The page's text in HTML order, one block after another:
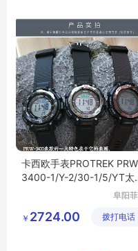
卡西欧手表PROTREK
3400-1/Y-2/30-1/5/YT太
阜阳
公司
￥ 2724.00 拨打电话